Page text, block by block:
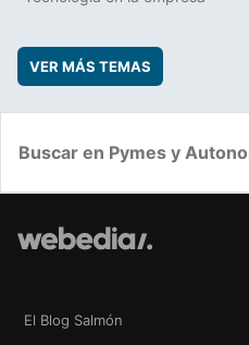
VER MÁS TEMAS
El Blog Salmón